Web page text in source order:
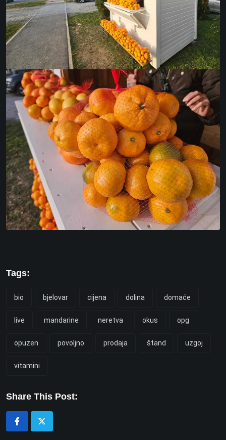
Tags:
bio bjelovar cijena dolina domaće
live mandarine neretva okus opg
opuzen povoljno prodaja štand uzgoj
vitamini
Share This Post: